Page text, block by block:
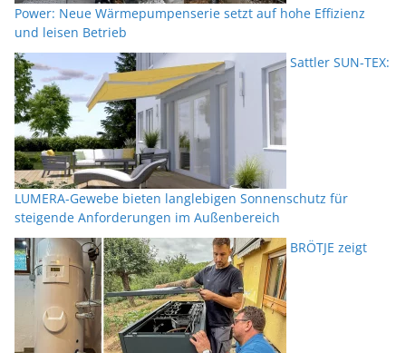
Power: Neue Wärmepumpenserie setzt auf hohe Effizienz
und leisen Betrieb
Sattler SUN-TEX:
LUMERA-Gewebe bieten langlebigen Sonnenschutz für
steigende Anforderungen im Außenbereich
BRÖTJE zeigt